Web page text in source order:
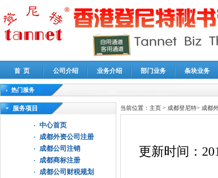
首 页 公司介绍 业务介绍 部门业务 条块业务
热门服务
高新技术企业认定审计|企业所得税汇算清缴申报鉴证
服务项目
中心首页
成都外资公司注册
成都公司注销
成都商标注册
成都公司财税规划
当前位置： 主页 > 成都登尼特> 成都
更新时间：